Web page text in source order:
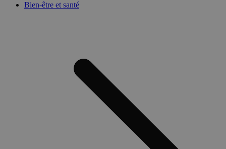
Bien-être et santé